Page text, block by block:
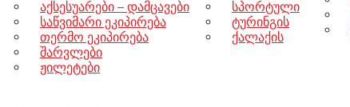
აქსესუარები – დამცავები
საწვიმარი ეკიპირება
თერმო ეკიპირება
შარვლები
ჟილეტები
სპორტული
ტურინგის
ქალაქის